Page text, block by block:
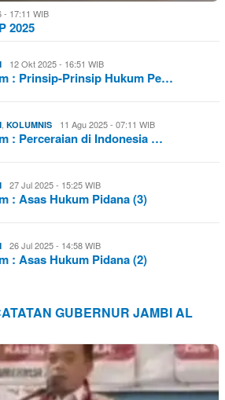
- 17:11 WIB
2025
12 Okt 2025 - 16:51 WIB
: Prinsip-Prinsip Hukum Pe…
KOLUMNIS 11 Agu 2025 - 07:11 WIB
: Perceraian di Indonesia …
27 Jul 2025 - 15:25 WIB
: Asas Hukum Pidana (3)
26 Jul 2025 - 14:58 WIB
: Asas Hukum Pidana (2)
GUBERNUR JAMBI AL